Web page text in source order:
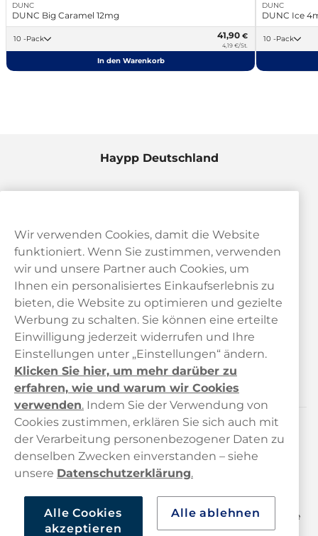
DUNC
DUNC Big Caramel 12mg
10 -Pack 41,90 €
4,19 €/St.
In den Warenkorb
DUNC
DUNC Ice
10 -Pack
Haypp Deutschland
Kontaktiere uns!
hallo@haypp.com
Mo/Di/Fr: 09–17 Uhr (Pause 12–13) Mi/Do: 10–19 Uhr (Pause
14–15)
Kundendienst
Links
Über uns
Wir verwenden Cookies, damit die Website
funktioniert. Wenn Sie zustimmen, verwenden
wir und unsere Partner auch Cookies, um
Ihnen ein personalisiertes Einkaufserlebnis zu
bieten, die Website zu optimieren und gezielte
Werbung zu schalten. Sie können eine erteilte
Einwilligung jederzeit widerrufen und Ihre
Einstellungen unter „Einstellungen“ ändern.
Klicken Sie hier, um mehr darüber zu
erfahren, wie und warum wir Cookies
verwenden. Indem Sie der Verwendung von
Cookies zustimmen, erklären Sie sich auch mit
der Verarbeitung personenbezogener Daten zu
denselben Zwecken einverstanden – siehe
unsere Datenschutzerklärung.
Alle Cookies
akzeptieren
Alle ablehnen